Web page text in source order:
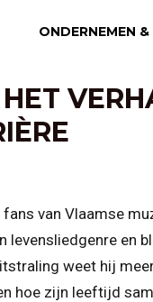
ONDERNEMEN &
van Vlaamse
levensliedgenre en
weet hij
hoe zijn leeftijd